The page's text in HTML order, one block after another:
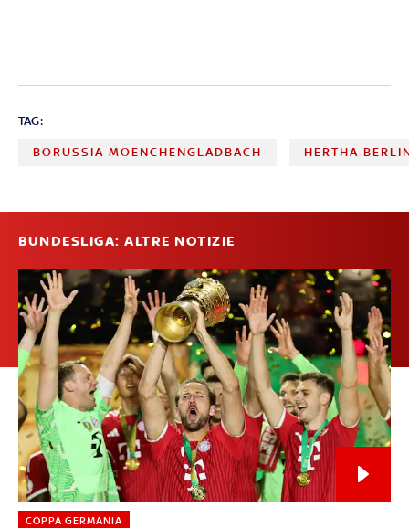
TAG:
BORUSSIA MOENCHENGLADBACH HERTHA
BUNDESLIGA: ALTRE NOTIZIE
COPPA GERMANIA